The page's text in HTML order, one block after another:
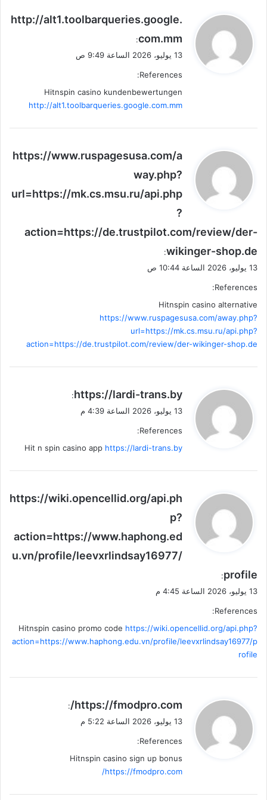
و
ل
http://alt1.toolbarqueries.google.
com.mm
:
13 يوليو، 2026 الساعة 9:49 ص
References:
Hitnspin casino kundenbewertungen
http://alt1.toolbarqueries.google.com.mm
ي
و
ل
https://www.ruspagesusa.com/a
way.php?
url=https://mk.cs.msu.ru/api.php
?
action=https://de.trustpilot.com/review/der-
wikinger-shop.de
:
13 يوليو، 2026 الساعة 10:44 ص
References:
Hitnspin casino alternative
https://www.ruspagesusa.com/away.php?
url=https://mk.cs.msu.ru/api.php?
action=https://de.trustpilot.com/review/der-wikinger-shop.de
ي
ق
ل
https://lardi-trans.by
:
13 يوليو، 2026 الساعة 4:39 م
References:
Hit n spin casino app https://lardi-trans.by
ي
و
ل
https://wiki.opencellid.org/api.ph
p?
action=https://www.haphong.ed
u.vn/profile/leevxrlindsay16977/
profile
:
13 يوليو، 2026 الساعة 4:45 م
References:
Hitnspin casino promo code https://wiki.opencellid.org/api.php?
action=https://www.haphong.edu.vn/profile/leevxrlindsay16977/p
rofile
ي
ق
ل
https://fmodpro.com/
:
13 يوليو، 2026 الساعة 5:22 م
References:
Hitnspin casino sign up bonus
https://fmodpro.com/